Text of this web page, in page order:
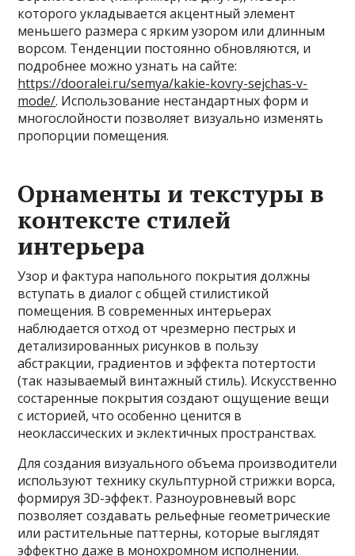
которого укладывается акцентный элемент
меньшего размера с ярким узором или длинным
ворсом. Тенденции постоянно обновляются, и
подробнее можно узнать на сайте:
https://dooralei.ru/semya/kakie-kovry-sejchas-v-
mode/. Использование нестандартных форм и
многослойности позволяет визуально изменять
пропорции помещения.
Орнаменты и текстуры в
контексте стилей
интерьера
Узор и фактура напольного покрытия должны
вступать в диалог с общей стилистикой
помещения. В современных интерьерах
наблюдается отход от чрезмерно пестрых и
детализированных рисунков в пользу
абстракции, градиентов и эффекта потертости
(так называемый винтажный стиль). Искусственно
состаренные покрытия создают ощущение вещи
с историей, что особенно ценится в
неоклассических и эклектичных пространствах.
Для создания визуального объема производители
используют технику скульптурной стрижки ворса,
формируя 3D-эффект. Разноуровневый ворс
позволяет создавать рельефные геометрические
или растительные паттерны, которые выглядят
эффектно даже в монохромном исполнении.